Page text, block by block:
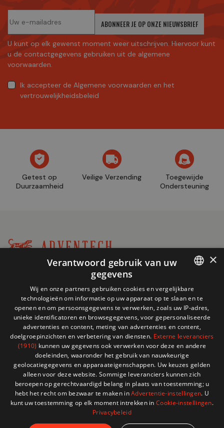
ABONNEER JE OP ONZE NIEUWSBRIEF
U kunt op elk gewenst moment weer uitschrijven. Hiervoor kunt
u de contactgegevens gebruiken uit de algemene
voorwaarden.
Ik accepteer de Algemene voorwaarden en het
vertrouwelijkheidsbeleid
Getest op
Duurzaamheid
Veilige Verzending
Toegewijde
Ondersteuning
MENU
SHOP
HULP NODIG?
store@adventech.be
Mercuriusstraat 24 - 1930 Zaventem
FRENCH
×
Verantwoord gebruik van uw
gegevens
Wij en onze partners gebruiken cookies en vergelijkbare
technologieën om informatie op uw apparaat op te slaan en te
openen en om persoonsgegevens te verwerken, zoals uw IP-adres,
unieke identificatoren en browsegegevens, voor gepersonaliseerde
advertenties en content, meting van advertenties en content,
doelgroepinzichten en verbetering van diensten. Externe leveranciers
(1910) kunnen uw gegevens ook verwerken voor deze en andere
doeleinden, waaronder het gebruik van nauwkeurige
geolocatiegegevens en apparaateigenschappen. Uw keuzes gelden
alleen voor deze website. Sommige leveranciers kunnen zich
beroepen op gerechtvaardigd belang in plaats van toestemming; u
hebt het recht om bezwaar te maken inAdvertentie-instellingen. U
kunt uw toestemming op elk moment intrekken inCookie-instellingen.
Privacybeleid